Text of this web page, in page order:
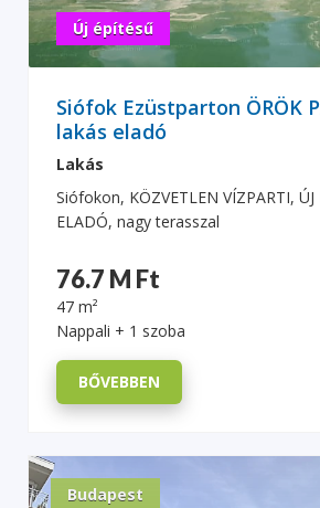
Új építésű
Siófok Ezüstparton ÖRÖK
lakás eladó
Lakás
Siófokon, KÖZVETLEN VÍZPARTI, ÚJ
ELADÓ, nagy terasszal
76.7 M Ft
47 m²
Nappali + 1 szoba
BŐVEBBEN
Budapest